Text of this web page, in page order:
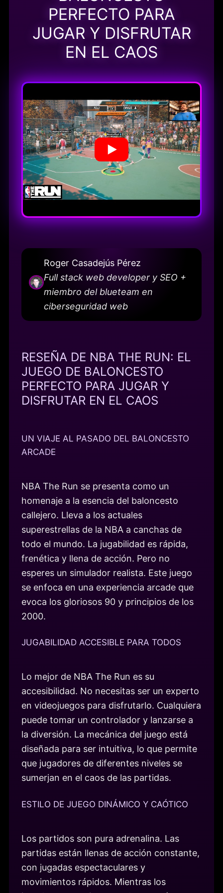
PERFECTO PARA
JUGAR Y DISFRUTAR
EN EL CAOS
Roger Casadejús Pérez
Full stack web developer y SEO +
miembro del blueteam en
ciberseguridad web
RESEÑA DE NBA THE RUN: EL
JUEGO DE BALONCESTO
PERFECTO PARA JUGAR Y
DISFRUTAR EN EL CAOS
UN VIAJE AL PASADO DEL BALONCESTO
ARCADE
NBA The Run se presenta como un
homenaje a la esencia del baloncesto
callejero. Lleva a los actuales
superestrellas de la NBA a canchas de
todo el mundo. La jugabilidad es rápida,
frenética y llena de acción. Pero no
esperes un simulador realista. Este juego
se enfoca en una experiencia arcade que
evoca los gloriosos 90 y principios de los
2000.
JUGABILIDAD ACCESIBLE PARA TODOS
Lo mejor de NBA The Run es su
accesibilidad. No necesitas ser un experto
en videojuegos para disfrutarlo. Cualquiera
puede tomar un controlador y lanzarse a
la diversión. La mecánica del juego está
diseñada para ser intuitiva, lo que permite
que jugadores de diferentes niveles se
sumerjan en el caos de las partidas.
ESTILO DE JUEGO DINÁMICO Y CAÓTICO
Los partidos son pura adrenalina. Las
partidas están llenas de acción constante,
con jugadas espectaculares y
movimientos rápidos. Mientras los